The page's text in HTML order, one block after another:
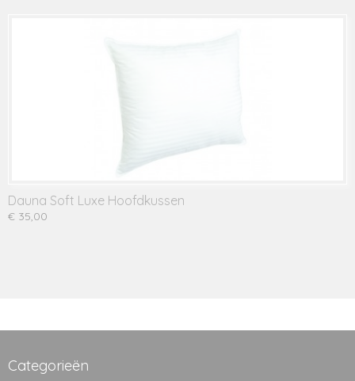
Dauna Soft Luxe Hoofdkussen
€ 35,00
Categorieën